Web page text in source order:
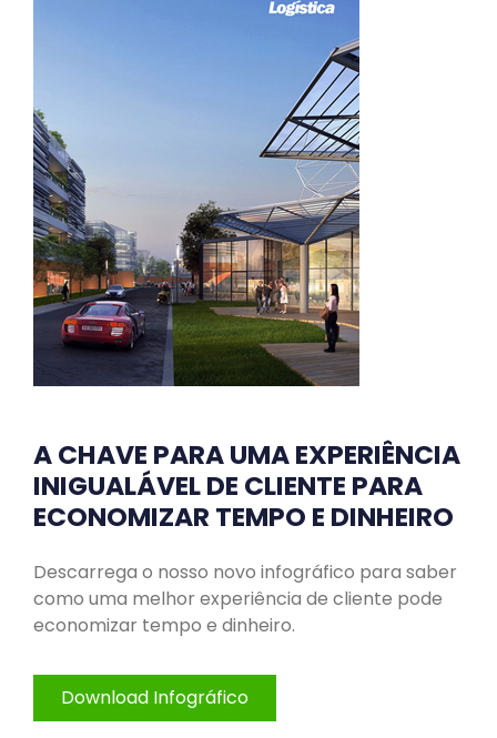
A CHAVE PARA UMA EXPERIÊNCIA
INIGUALÁVEL DE CLIENTE PARA
ECONOMIZAR TEMPO E DINHEIRO
Descarrega o nosso novo infográfico para saber
como uma melhor experiência de cliente pode
economizar tempo e dinheiro.
Download Infográfico